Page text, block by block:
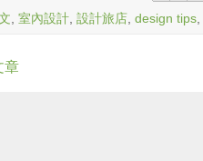
室內設計 設計旅店 design tips
章